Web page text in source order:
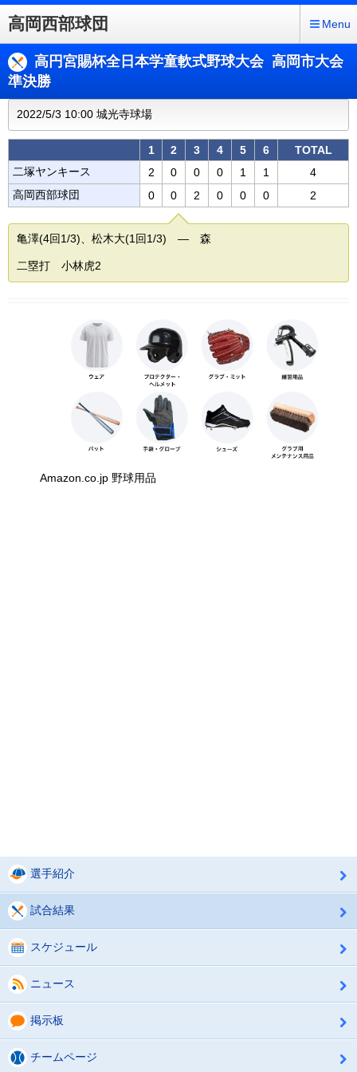
高岡西部球団 Menu
高円宮賜杯全日本学童軟式野球大会 高岡市大会
準決勝
2022/5/3 10:00 城光寺球場
1 2 3 4 5 6
TOTAL
二塚ヤンキース
2 0 0 0 1 1
4
高岡西部球団
0 0 2 0 0 0 2
亀澤(4回1/3)、松木大(1回1/3) ― 森
二塁打 小林虎2
Amazon.co.jp 野球用品
選手紹介
試合結果
スケジュール
ニュース
掲示板
チームページ